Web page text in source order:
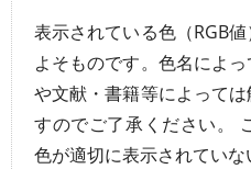
表示されている色（RGB
よそものです。色名によ
や文献・書籍等によって
すのでご了承ください。
色が適切に表示されていな